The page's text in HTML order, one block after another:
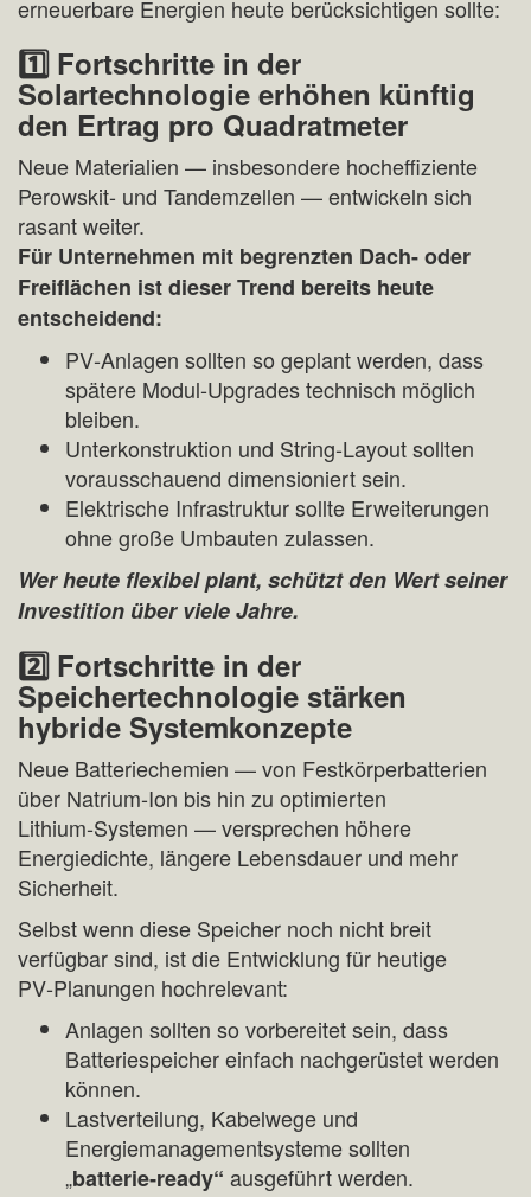
erneuerbare Energien heute berücksichtigen sollte:
1️⃣ Fortschritte in der
Solartechnologie erhöhen künftig
den Ertrag pro Quadratmeter
Neue Materialien — insbesondere hocheffiziente
Perowskit- und Tandemzellen — entwickeln sich
rasant weiter.
Für Unternehmen mit begrenzten Dach- oder
Freiflächen ist dieser Trend bereits heute
entscheidend:
PV‑Anlagen sollten so geplant werden, dass
spätere Modul‑Upgrades technisch möglich
bleiben.
Unterkonstruktion und String‑Layout sollten
vorausschauend dimensioniert sein.
Elektrische Infrastruktur sollte Erweiterungen
ohne große Umbauten zulassen.
Wer heute flexibel plant, schützt den Wert seiner
Investition über viele Jahre.
2️⃣ Fortschritte in der
Speichertechnologie stärken
hybride Systemkonzepte
Neue Batteriechemien — von Festkörperbatterien
über Natrium‑Ion bis hin zu optimierten
Lithium‑Systemen — versprechen höhere
Energiedichte, längere Lebensdauer und mehr
Sicherheit.
Selbst wenn diese Speicher noch nicht breit
verfügbar sind, ist die Entwicklung für heutige
PV‑Planungen hochrelevant:
Anlagen sollten so vorbereitet sein, dass
Batteriespeicher einfach nachgerüstet werden
können.
Lastverteilung, Kabelwege und
Energiemanagementsysteme sollten
„batterie‑ready“ ausgeführt werden.